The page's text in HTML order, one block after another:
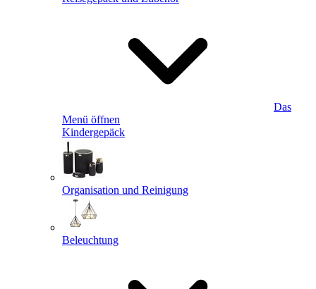
Das
Menü öffnen
Kindergepäck
Organisation und Reinigung
Beleuchtung